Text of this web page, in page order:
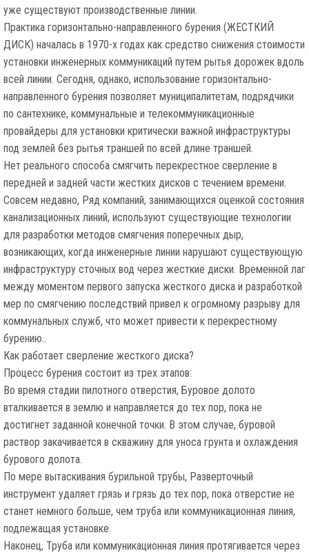
уже существуют производственные линии.
Практика горизонтально-направленного бурения (ЖЕСТКИЙ
ДИСК) началась в 1970-х годах как средство снижения стоимости
установки инженерных коммуникаций путем рытья дорожек вдоль
всей линии. Сегодня, однако, использование горизонтально-
направленного бурения позволяет муниципалитетам, подрядчики
по сантехнике, коммунальные и телекоммуникационные
провайдеры для установки критически важной инфраструктуры
под землей без рытья траншей по всей длине траншей.
Нет реального способа смягчить перекрестное сверление в
передней и задней части жестких дисков с течением времени.
Совсем недавно, Ряд компаний, занимающихся оценкой состояния
канализационных линий, используют существующие технологии
для разработки методов смягчения поперечных дыр,
возникающих, когда инженерные линии нарушают существующую
инфраструктуру сточных вод через жесткие диски. Временной лаг
между моментом первого запуска жесткого диска и разработкой
мер по смягчению последствий привел к огромному разрыву для
коммунальных служб, что может привести к перекрестному
бурению..
Как работает сверление жесткого диска?
Процесс бурения состоит из трех этапов:
Во время стадии пилотного отверстия, Буровое долото
вталкивается в землю и направляется до тех пор, пока не
достигнет заданной конечной точки. В этом случае, буровой
раствор закачивается в скважину для уноса грунта и охлаждения
бурового долота.
По мере вытаскивания бурильной трубы, Разверточный
инструмент удаляет грязь и грязь до тех пор, пока отверстие не
станет немного больше, чем труба или коммуникационная линия,
подлежащая установке.
Наконец, Труба или коммуникационная линия протягивается через